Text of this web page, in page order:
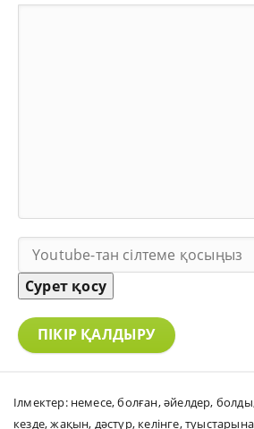
Сурет қосу
ПІКІР ҚАЛДЫРУ
Ілмектер: немесе,болған,әйелдер, болды
кезде,жақын, дәстүр, келінге,туыстарына